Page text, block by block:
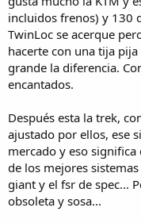
incluidos frenos) y 130
TwinLoc se acerque
hacerte con una tija
grande la diferencia.
encantados.
Después esta la trek,
ajustado por ellos, ese
mercado y eso
de los mejores
giant y el fsr de spec...
obsoleta y sosa...